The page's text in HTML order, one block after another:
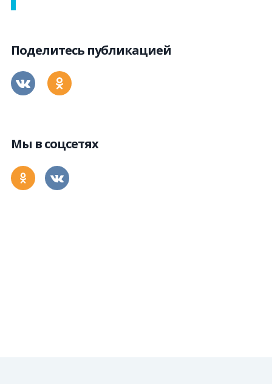
Поделитесь публикацией
Мы в соцсетях